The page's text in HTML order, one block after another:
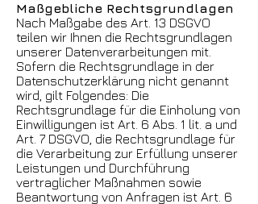
Maßgebliche Rechtsgrundlagen
Nach Maßgabe des Art. 13 DSGVO
teilen wir Ihnen die Rechtsgrundlagen
unserer Datenverarbeitungen mit.
Sofern die Rechtsgrundlage in der
Datenschutzerklärung nicht genannt
wird, gilt Folgendes: Die
Rechtsgrundlage für die Einholung von
Einwilligungen ist Art. 6 Abs. 1 lit. a und
Art. 7 DSGVO, die Rechtsgrundlage für
die Verarbeitung zur Erfüllung unserer
Leistungen und Durchführung
vertraglicher Maßnahmen sowie
Beantwortung von Anfragen ist Art. 6